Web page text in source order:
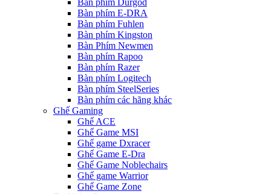
Bàn phím Durgod
Bàn phím E-DRA
Bàn phím Fuhlen
Bàn phím Kingston
Bàn Phím Newmen
Bàn phím Rapoo
Bàn phím Razer
Bàn phím Logitech
Bàn phím SteelSeries
Bàn phím các hãng khác
Ghế Gaming
Ghế ACE
Ghế Game MSI
Ghế game Dxracer
Ghế Game E-Dra
Ghế Game Noblechairs
Ghế game Warrior
Ghế Game Zone